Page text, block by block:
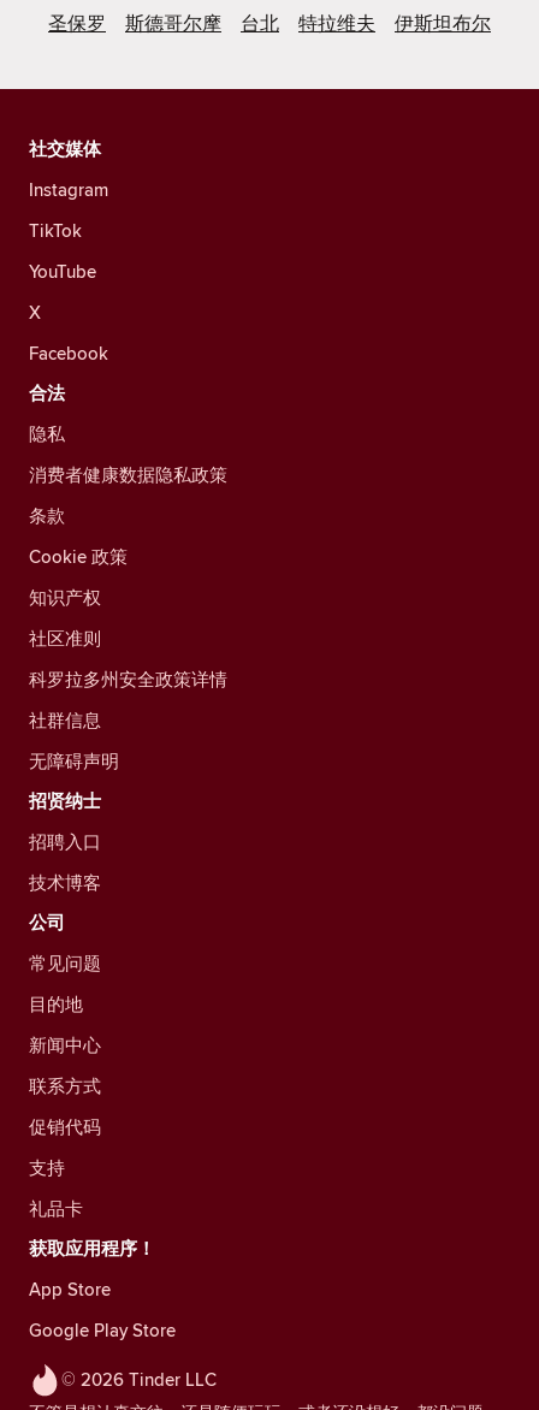
圣保罗
斯德哥尔摩 台北 特拉维夫 伊斯坦布尔
© 2026 Tinder LLC
社交媒体
Instagram
TikTok
YouTube
X
Facebook
合法
隐私
消费者健康数据隐私政策
条款
Cookie 政策
知识产权
社区准则
科罗拉多州安全政策详情
社群信息
无障碍声明
招贤纳士
招聘入口
技术博客
公司
常见问题
目的地
新闻中心
联系方式
促销代码
支持
礼品卡
获取应用程序！
App Store
Google Play Store